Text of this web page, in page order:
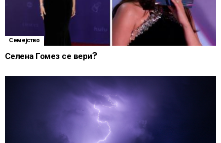
Семејство
Селена Гомез се вери?